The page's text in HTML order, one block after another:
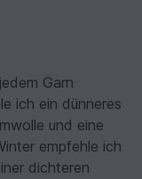
Garn
ich ein dünneres
und eine
empfehle ich
dichteren